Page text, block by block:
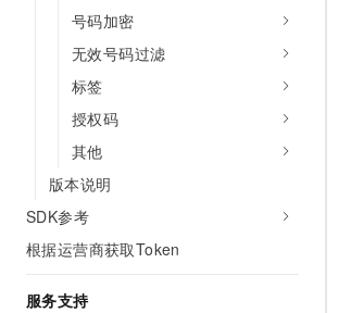
号码加密
无效号码过滤
标签
授权码
其他
版本说明
SDK参考
根据运营商获取Token
服务支持